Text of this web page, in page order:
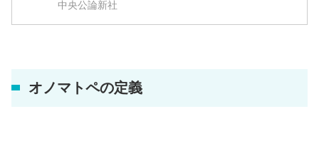
中央公論新社
オノマトペの定義